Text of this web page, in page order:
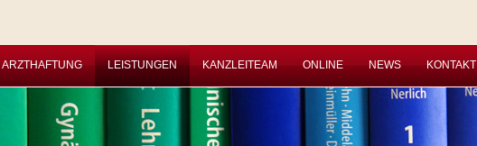
ARZTHAFTUNG LEISTUNGEN KANZLEITEAM ONLINE NEWS KONTAKT